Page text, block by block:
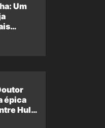
Um
Hulk
épica
Hulk